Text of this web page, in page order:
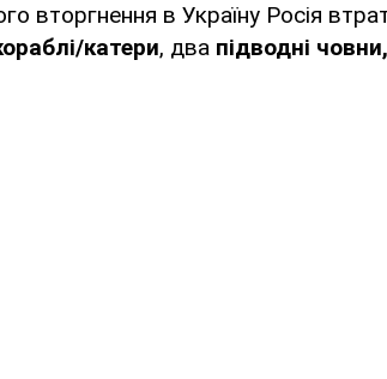
вторгнення в Україну Росія
катери, два підводні човни,